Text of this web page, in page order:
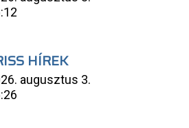
HÍREK
augusztus 3.